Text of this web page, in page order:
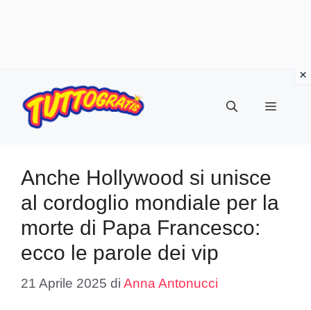
contenuto
Menu
Anche Hollywood si unisce
al cordoglio mondiale per la
morte di Papa Francesco:
ecco le parole dei vip
21 Aprile 2025 di Anna Antonucci